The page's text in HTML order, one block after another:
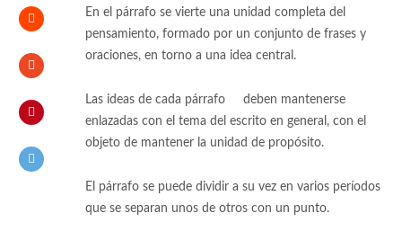
En el párrafo se vierte una unidad completa del
pensamiento, formado por un conjunto de frases y
oraciones, en torno a una idea central.
Las ideas de cada párrafo
deben mantenerse
enlazadas con el tema del escrito en general, con el
objeto de mantener la unidad de propósito.
El párrafo se puede dividir a su vez en varios períodos
que se separan unos de otros con un punto.